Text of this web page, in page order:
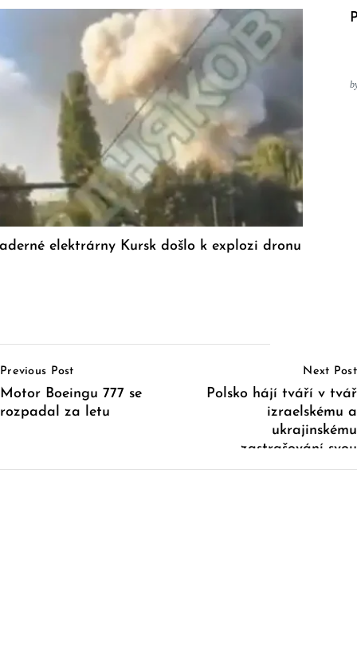
elektrárny Kursk došlo k explozi dronu
Navigation
Previous Post
Motor Boeingu 777 se
rozpadal za letu
Next Post
Polsko hájí tváří v tvář
izraelskému a
ukrajinskému
zastrašování svou
národní důstojnost